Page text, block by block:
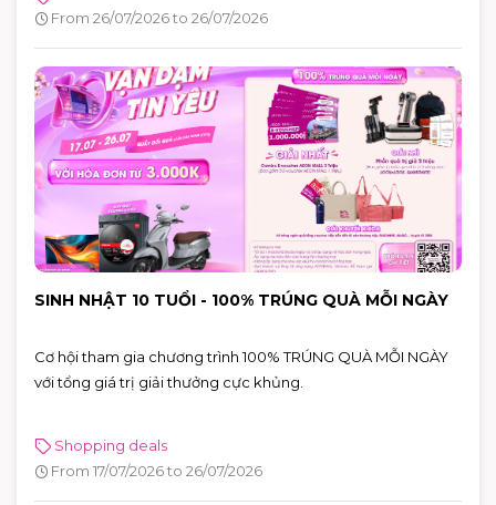
From 26/07/2026 to 26/07/2026
SINH NHẬT 10 TUỔI - 100% TRÚNG QUÀ MỖI NGÀY
Cơ hội tham gia chương trình 100% TRÚNG QUÀ MỖI NGÀY
với tổng giá trị giải thưởng cực khủng.
Shopping deals
From 17/07/2026 to 26/07/2026